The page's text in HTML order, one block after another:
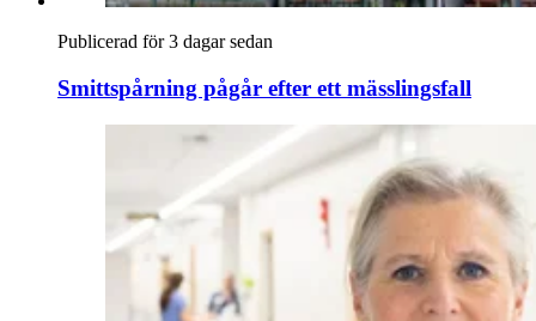
Publicerad för 3 dagar sedan
Smittspårning pågår efter ett mässlingsfall